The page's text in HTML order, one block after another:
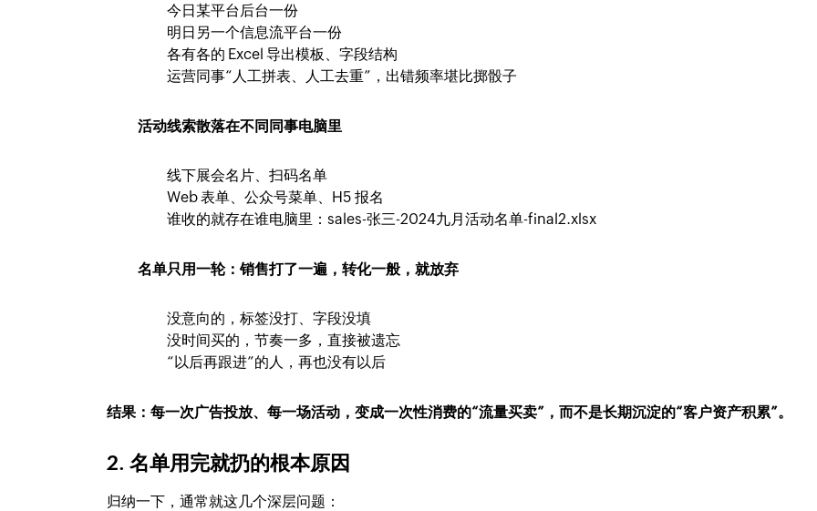
今日某平台后台一份
明日另一个信息流平台一份
各有各的 Excel 导出模板、字段结构
运营同事“人工拼表、人工去重”，出错频率堪比掷骰子
活动线索散落在不同同事电脑里
线下展会名片、扫码名单
Web 表单、公众号菜单、H5 报名
谁收的就存在谁电脑里：sales-张三-2024九月活动名单-final2.xlsx
名单只用一轮：销售打了一遍，转化一般，就放弃
没意向的，标签没打、字段没填
没时间买的，节奏一多，直接被遗忘
“以后再跟进”的人，再也没有以后
结果：每一次广告投放、每一场活动，变成一次性消费的“流量买卖”，而不是长期沉淀的“客户资产积累”。
2. 名单用完就扔的根本原因
归纳一下，通常就这几个深层问题：